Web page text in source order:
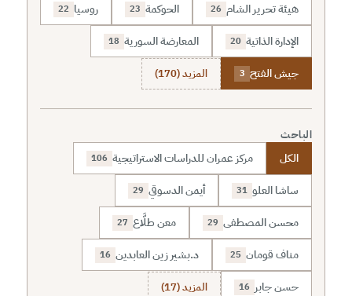
هيئة تحرير الشام 26 الحوكمة 23 روسيا 22
الإدارة الذاتية 20 المعارضة السورية 18
جيش الفتح 3 المزيد (170)
الباحث
الكل مركز عمران للدراسات الاستراتيجية 106
ساشا العلو 31 أيمن الدسوقي 29
محسن المصطفى 29 معن طلَّاع 27
مناف قومان 25 د.بشير زين العابدين 16
حسن جابر 16 المزيد (17)